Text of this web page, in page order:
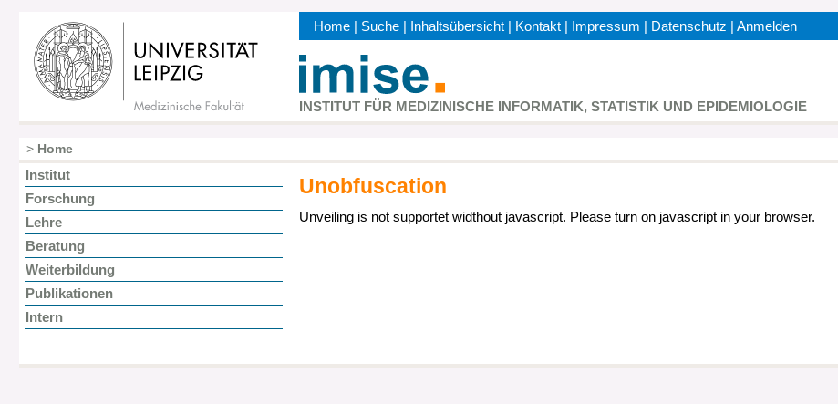
Inhalt
Kopfbereich
Home| Suche| Inhaltsübersicht| Kontakt| Impressum | Datenschutz | Anmelden
INSTITUT FÜR MEDIZINISCHE INFORMATIK, STATISTIK UND EPIDEMIOLOGIE
Pfadnavigation
> Home
Hauptnavigation
Institut
Forschung
Lehre
Beratung
Weiterbildung
Publikationen
Intern
Unobfuscation
Unveiling is not supportet widthout javascript. Please turn on javascript in your browser.